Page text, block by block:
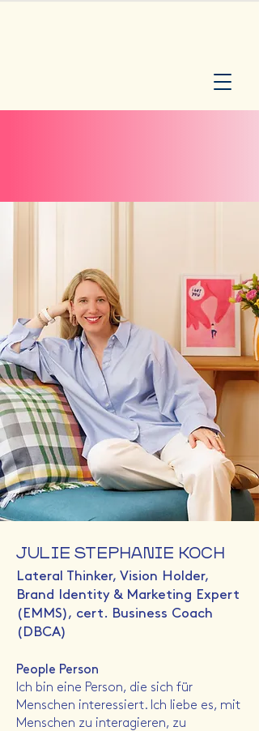
JULIE STEPHANIE KOCH
Lateral Thinker, Vision Holder,
Brand Identity & Marketing Expert
(EMMS), cert. Business Coach
(DBCA)
​People Person
Ich bin eine Person, die sich für
Menschen interessiert. Ich liebe es, mit
Menschen zu interagieren, zu